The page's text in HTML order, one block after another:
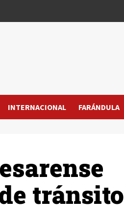
INTERNACIONAL FARÁNDULA
tránsito